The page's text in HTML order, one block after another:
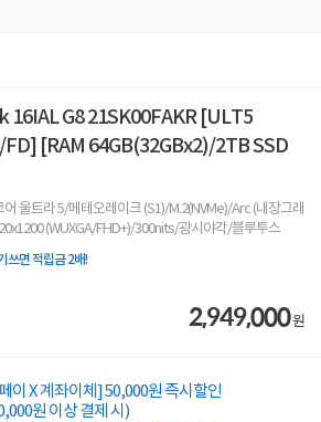
G8 21SK00FAKR [ULT5
[RAM 64GB(32GBx2)/2TB SSD
울트라 5/메테오레이크 (S1)/M.2(NVMe)/Arc (내장그래
(WUXGA/FHD+)/300nits/광시야각/블루투스
쓰면 적립금 2배!
2,949,000원
이 X 계좌이체] 50,000원 즉시할인
원 이상 결제 시)